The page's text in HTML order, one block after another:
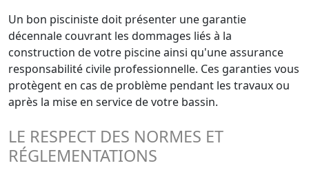
Un bon pisciniste doit présenter une garantie
décennale couvrant les dommages liés à la
construction de votre piscine ainsi qu'une assurance
responsabilité civile professionnelle. Ces garanties vous
protègent en cas de problème pendant les travaux ou
après la mise en service de votre bassin.
LE RESPECT DES NORMES ET
RÉGLEMENTATIONS